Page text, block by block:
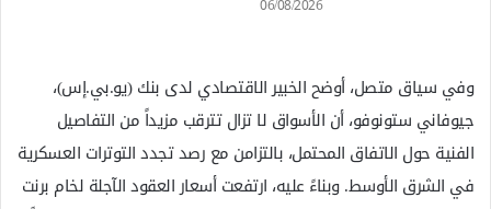
06/08/2026
وفي سياق متصل، أوضح الخبير الاقتصادي لدى بنك (يو.بي.إس)،
جيوفاني ستونوفو، أن الأسواق لا تزال تترقب مزيداً من التفاصيل
الفنية حول الاتفاق المحتمل، بالتزامن مع رصد تجدد التوترات العسكرية
في الشرق الأوسط. وبناءً عليه، ارتفعت أسعار العقود الآجلة لخام برنت